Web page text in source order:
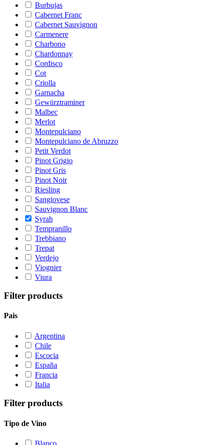
Burbujas
Cabernet Franc
Cabernet Sauvignon
Carmenere
Charbono
Chardonnay
Cordisco
Cot
Criolla
Garnacha
Gewürztraminer
Malbec
Merlot
Montepulciano
Montepulciano de Abruzzo
Petit Verdot
Pinot Grigio
Pinot Gris
Pinot Noir
Riesling
Sangiovese
Sauvignon Blanc
Syrah
Tempranillo
Trebbiano
Trepat
Verdejo
Viognier
Viura
Filter products
Pais
Argentina
Chile
Escocia
España
Francia
Italia
Filter products
Tipo de Vino
Blanco